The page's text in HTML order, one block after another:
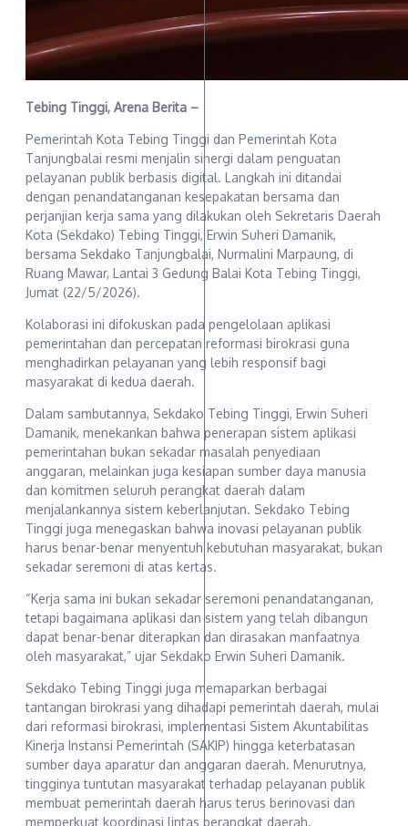
Tebing Tinggi, Arena Berita –
Pemerintah Kota Tebing Tinggi dan Pemerintah Kota
Tanjungbalai resmi menjalin sinergi dalam penguatan
pelayanan publik berbasis digital. Langkah ini ditandai
dengan penandatanganan kesepakatan bersama dan
perjanjian kerja sama yang dilakukan oleh Sekretaris Daerah
Kota (Sekdako) Tebing Tinggi, Erwin Suheri Damanik,
bersama Sekdako Tanjungbalai, Nurmalini Marpaung, di
Ruang Mawar, Lantai 3 Gedung Balai Kota Tebing Tinggi,
Jumat (22/5/2026).
Kolaborasi ini difokuskan pada pengelolaan aplikasi
pemerintahan dan percepatan reformasi birokrasi guna
menghadirkan pelayanan yang lebih responsif bagi
masyarakat di kedua daerah.
Dalam sambutannya, Sekdako Tebing Tinggi, Erwin Suheri
Damanik, menekankan bahwa penerapan sistem aplikasi
pemerintahan bukan sekadar masalah penyediaan
anggaran, melainkan juga kesiapan sumber daya manusia
dan komitmen seluruh perangkat daerah dalam
menjalankannya sistem keberlanjutan. Sekdako Tebing
Tinggi juga menegaskan bahwa inovasi pelayanan publik
harus benar-benar menyentuh kebutuhan masyarakat, bukan
sekadar seremoni di atas kertas.
“Kerja sama ini bukan sekadar seremoni penandatanganan,
tetapi bagaimana aplikasi dan sistem yang telah dibangun
dapat benar-benar diterapkan dan dirasakan manfaatnya
oleh masyarakat,” ujar Sekdako Erwin Suheri Damanik.
Sekdako Tebing Tinggi juga memaparkan berbagai
tantangan birokrasi yang dihadapi pemerintah daerah, mulai
dari reformasi birokrasi, implementasi Sistem Akuntabilitas
Kinerja Instansi Pemerintah (SAKIP) hingga keterbatasan
sumber daya aparatur dan anggaran daerah. Menurutnya,
tingginya tuntutan masyarakat terhadap pelayanan publik
membuat pemerintah daerah harus terus berinovasi dan
memperkuat koordinasi lintas perangkat daerah.